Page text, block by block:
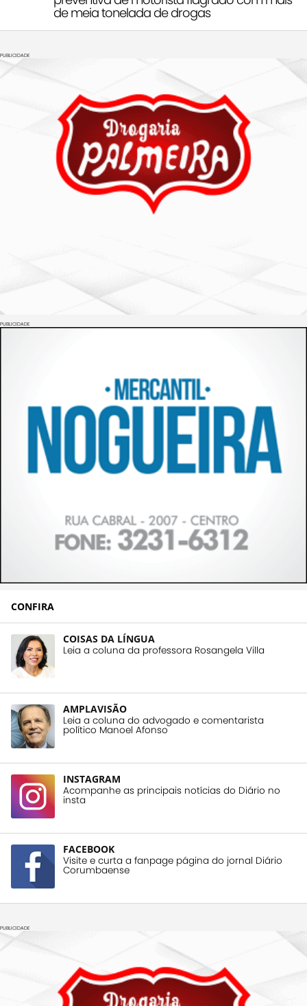
de meia tonelada de drogas
PUBLICIDADE
PUBLICIDADE
CONFIRA
COISAS DA LÍNGUA
Leia a coluna da professora Rosangela Villa
AMPLAVISÃO
Leia a coluna do advogado e comentarista
político Manoel Afonso
INSTAGRAM
Acompanhe as principais notícias do Diário no
insta
FACEBOOK
Visite e curta a fanpage página do jornal Diário
Corumbaense
PUBLICIDADE